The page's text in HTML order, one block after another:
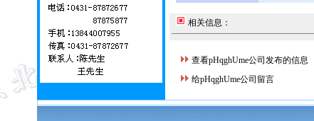
相关信息：
查看pHqghUme公司发布的信息
给pHqghUme公司留言